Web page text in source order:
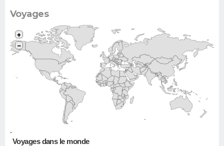
Voyages
•
+
−
Voyages dans le monde